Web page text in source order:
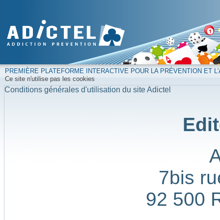
PREMIÈRE PLATEFORME INTERACTIVE POUR LA PRÉVENTION ET
Ce site n'utilise pas les cookies
Conditions générales d'utilisation du site Adictel
7bis
92 500